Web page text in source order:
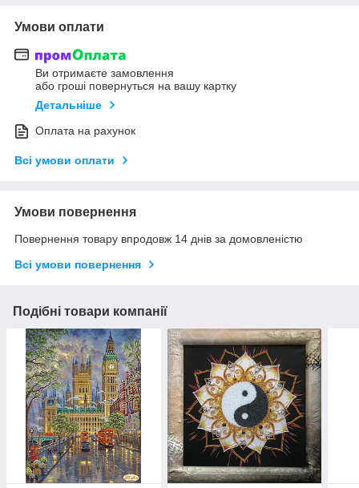
Умови оплати
Ви отримаєте замовлення
або гроші повернуться на вашу картку
Детальніше
Оплата на рахунок
Всі умови оплати
Умови повернення
Повернення товару впродовж 14 днів за домовленістю
Всі умови повернення
Подібні товари компанії